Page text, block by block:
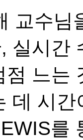
수님
, 실시간
점 느는
데 시
EWIS를